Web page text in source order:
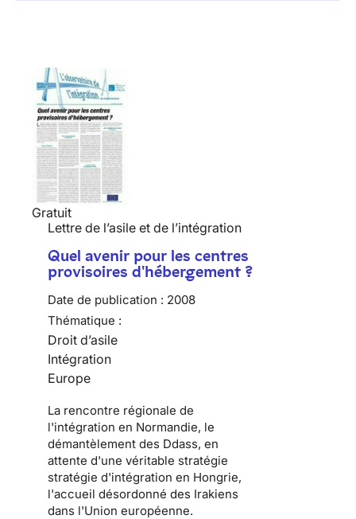
Gratuit
Lettre de l’asile et de l’intégration
Quel avenir pour les centres
provisoires d'hébergement ?
Date de publication : 2008
Thématique :
Droit d’asile
Intégration
Europe
La rencontre régionale de
l'intégration en Normandie, le
démantèlement des Ddass, en
attente d'une véritable stratégie
stratégie d'intégration en Hongrie,
l'accueil désordonné des Irakiens
dans l'Union européenne.